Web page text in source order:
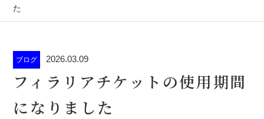
た
ブログ 2026.03.09
フィラリアチケットの使用期間
になりました